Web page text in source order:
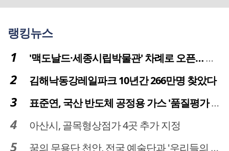
랭킹뉴스
'맥도날드·세종시립박물관' 차례로 오픈… 고운동 정주여건 좋아진다
김해낙동강레일파크 10년간 266만명 찾았다
표준연, 국산 반도체 공정용 가스 '품질평가 체계' 구축
아산시, 골목형상점가 4곳 추가 지정
꿈의 무용단 천안, 전국 예술단과 '우리들의 하모니' 선보여